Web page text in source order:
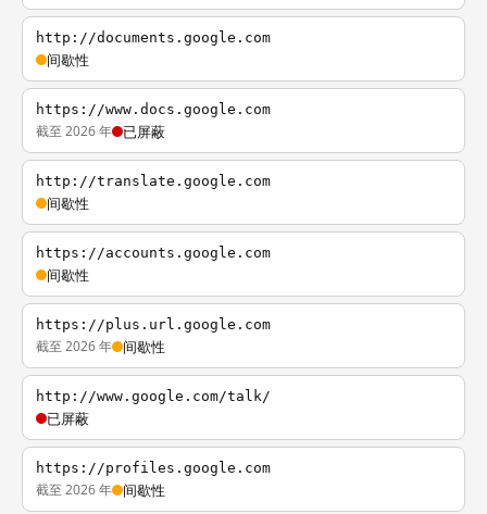
http://documents.google.com
间歇性
https://www.docs.google.com
截至 2026 年 已屏蔽
http://translate.google.com
间歇性
https://accounts.google.com
间歇性
https://plus.url.google.com
截至 2026 年 间歇性
http://www.google.com/talk/
已屏蔽
https://profiles.google.com
截至 2026 年 间歇性